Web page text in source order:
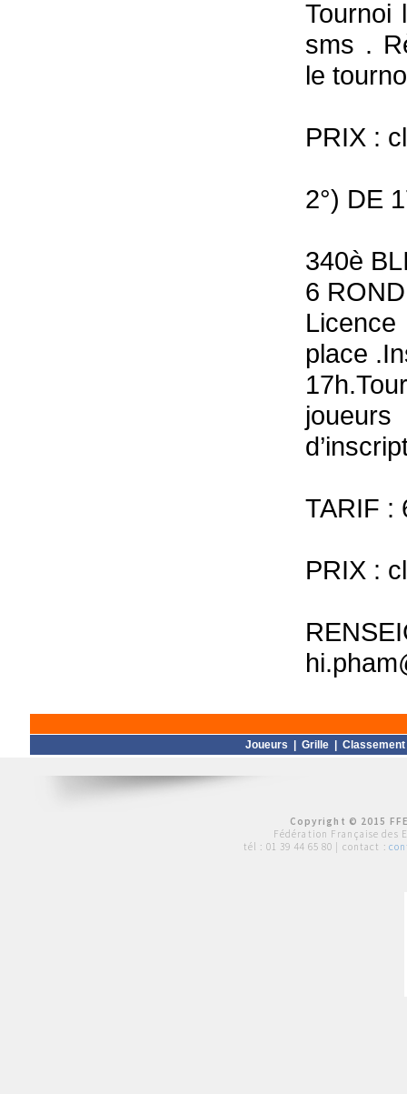
Tournoi
sms .
le
PRIX :
2°) DE
340è
6
place
joueurs
TARIF :
PRIX :
Joueurs Grille Classement
Copyright © 2015
Fédération Française des
tél : 01 39 44 65 80 | contact :